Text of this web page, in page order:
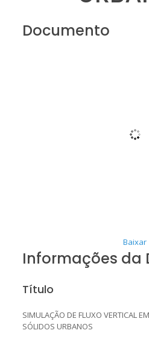
Documento
Baixar
Informações da
Título
SIMULAÇÃO DE FLUXO VERTICAL
SÓLIDOS URBANOS